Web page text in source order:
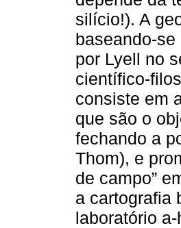
silício!). A
baseando-
por Lyell no
científico-
consiste em
que são o
fechando a
Thom), e
de campo”
a cartografia
laboratório